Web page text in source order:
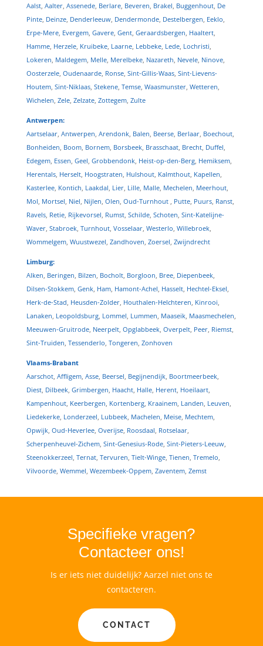
Aalst, Aalter, Assenede, Berlare, Beveren Brakel Buggenhout, De
Pinte, Deinze, Denderleeuw, Dendermonde, Destelbergen Eeklo
Erpe-Mere, Evergem, Gavere, Gent, Geraardsbergen Haaltert,
Hamme, Herzele, Kruibeke, Laarne, Lebbeke, Lede, Lochristi
Lokeren Maldegem, Melle, Merelbeke, Nazareth Nevele, Ninove,
Oosterzele, Oudenaarde, Ronse, Sint-Gillis-Waas, Sint-Lievens-
Houtem, Sint-Niklaas, Stekene, Temse, Waasmunster, Wetteren
Wichelen Zele, Zelzate, Zottegem, Zulte
Antwerpen:
Aartselaar, Antwerpen Arendonk, Balen Beerse, Berlaar, Boechout,
Bonheiden Boom, Bornem, Borsbeek, Brasschaat, Brecht, Duffel
Edegem, Essen Geel Grobbendonk, Heist-op-den-Berg, Hemiksem,
Herentals, Herselt, Hoogstraten Hulshout, Kalmthout, Kapellen
Kasterlee, Kontich Laakdal Lier, Lille, Malle, Mechelen Meerhout,
Mol Mortsel Niel Nijlen Olen Oud-Turnhout Putte, Puurs, Ranst,
Ravels, Retie, Rijkevorsel Rumst, Schilde, Schoten Sint-Katelijne-
Waver, Stabroek, Turnhout, Vosselaar, Westerlo Willebroek,
Wommelgem, Wuustwezel Zandhoven Zoersel Zwijndrecht
Limburg:
Alken Beringen Bilzen Bocholt, Borgloon Bree, Diepenbeek,
Dilsen-Stokkem, Genk, Ham, Hamont-Achel Hasselt, Hechtel-Eksel
Herk-de-Stad Heusden-Zolder, Houthalen-Helchteren Kinrooi
Lanaken Leopoldsburg, Lommel Lummen Maaseik, Maasmechelen
Meeuwen-Gruitrode, Neerpelt, Opglabbeek, Overpelt, Peer, Riemst,
Sint-Truiden Tessenderlo Tongeren Zonhoven
Vlaams-Brabant
Aarschot, Affligem, Asse, Beersel Begijnendijk, Boortmeerbeek,
Diest, Dilbeek, Grimbergen Haacht, Halle, Herent, Hoeilaart,
Kampenhout, Keerbergen Kortenberg, Kraainem, Landen Leuven
Liedekerke, Londerzeel Lubbeek, Machelen Meise, Mechtem,
Opwijk, Oud-Heverlee, Overijse, Roosdaal Rotselaar,
Scherpenheuvel-Zichem, Sint-Genesius-Rode, Sint-Pieters-Leeuw,
Steenokkerzeel Ternat, Tervuren Tielt-Winge, Tienen Tremelo
Vilvoorde, Wemmel Wezembeek-Oppem, Zaventem, Zemst
Specifieke vragen?
Contacteer ons!
Is er iets niet duidelijk? Aarzel niet ons te
contacteren.
CONTACT